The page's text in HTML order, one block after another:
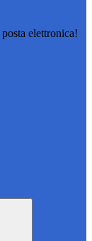
elettronica!